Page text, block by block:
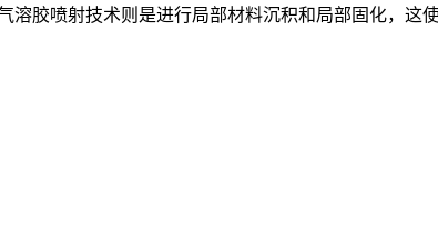
胶喷射技术则是进行局部材料沉积和局部固化，这